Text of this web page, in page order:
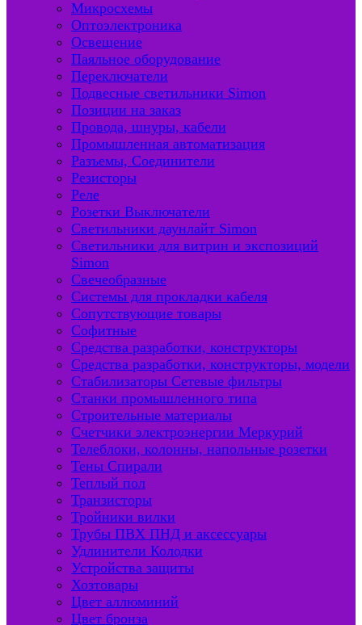
Микросхемы
Оптоэлектроника
Освещение
Паяльное оборудование
Переключатели
Подвесные светильники Simon
Позиции на заказ
Провода, шнуры, кабели
Промышленная автоматизация
Разъемы, Соединители
Резисторы
Реле
Розетки Выключатели
Светильники даунлайт Simon
Светильники для витрин и экспозиций
Simon
Свечеобразные
Системы для прокладки кабеля
Сопутствующие товары
Софитные
Средства разработки, конструкторы
Средства разработки, конструкторы, модели
Стабилизаторы Сетевые фильтры
Станки промышленного типа
Строительные материалы
Счетчики электроэнергии Меркурий
Телеблоки, колонны, напольные розетки
Тены Спирали
Теплый пол
Транзисторы
Тройники вилки
Трубы ПВХ ПНД и аксессуары
Удлинители Колодки
Устройства защиты
Хозтовары
Цвет аллюминий
Цвет бронза